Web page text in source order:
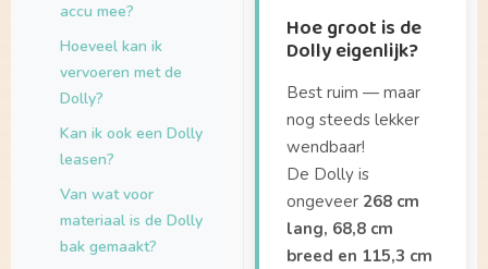
accu mee?
Hoeveel kan ik
vervoeren met de
Dolly?
Kan ik ook een Dolly
leasen?
Van wat voor
materiaal is de Dolly
bak gemaakt?
Hoe groot is de
Dolly eigenlijk?
Best ruim — maar
nog steeds lekker
wendbaar!
De Dolly is
ongeveer 268 cm
lang, 68,8 cm
breed en 115,3 cm